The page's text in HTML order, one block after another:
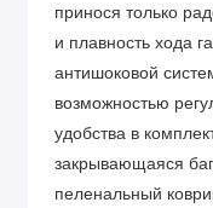
принося только
и плавность хода
антишоковой
возможностью
удобства в
закрывающаяся
пеленальный